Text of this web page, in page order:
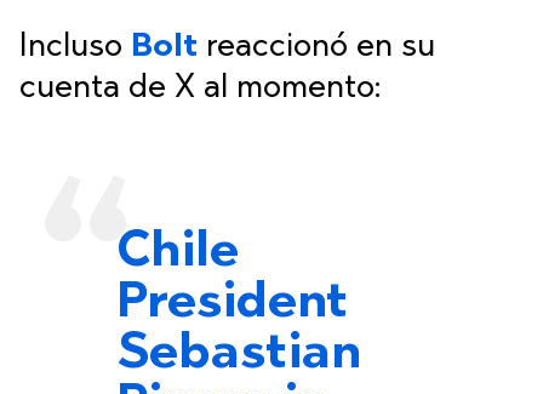
Incluso Bolt reaccionó en su
cuenta de X al momento:
Chile
President
Sebastian